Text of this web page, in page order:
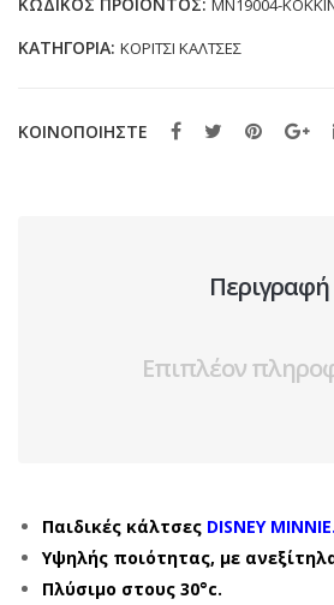
ποσότητα
MN19004-
ΚΑΤΗΓΟΡΊΑ: ΚΟΡΙΤΣΙ ΚΑΛΤΣΕΣ
ΚΟΙΝΟΠΟΙΗΣΤΕ
Περιγραφή
Επιπλέον
Παιδικές κάλτσες DISNEY MINNIE.
Υψηλής ποιότητας, με
Πλύσιμο στους 30°c.